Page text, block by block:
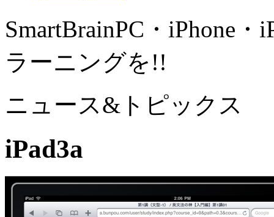
SmartBrainPC・iPhone・
ラーニングを!!
ニュース&トピックス
iPad3a